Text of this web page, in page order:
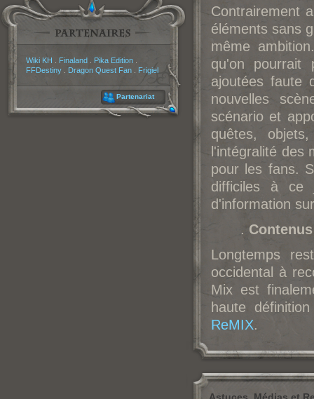
Wiki KH Finaland Pika Edition
FFDestiny
Dragon Quest Fan Frigiel
Partenariat
Contrairement
éléments sans
même
qu'on pourrait
ajoutées faute
nouvelles
scénario et
quêtes,
l'intégralité des
pour les fans.
difficiles à ce
d'information
.
Longtemps
occidental à
Mix est
haute
ReMIX.